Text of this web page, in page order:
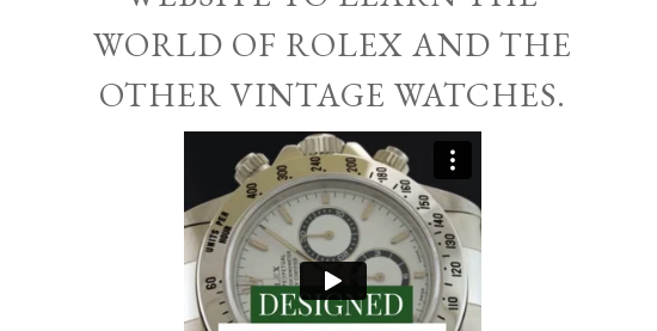
WORLD OF ROLEX AND THE
OTHER VINTAGE WATCHES.